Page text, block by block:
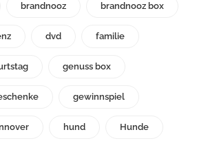
brandnooz brandnooz box
dvd familie
genuss box
gewinnspiel
hund Hunde